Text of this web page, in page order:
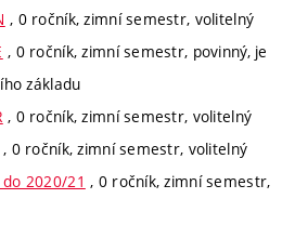
, 0 ročník, zimní semestr, volitelný
, 0 ročník, zimní semestr, povinný, je
základu
, 0 ročník, zimní semestr, volitelný
, 0 ročník, zimní semestr, volitelný
do 2020/21 , 0 ročník, zimní semestr,